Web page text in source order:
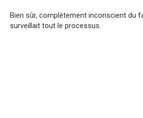
Bien sûr, complètement inconscient du
surveillait tout le processus.